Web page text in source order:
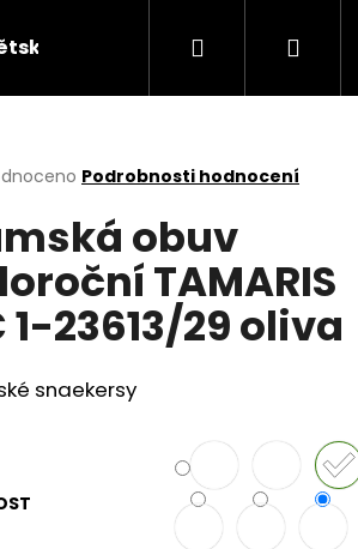
obuv Kabelky
Hledat
Podrobnosti hodnocení
obuv
TAMARIS
1-23613/29 oliva
snaekersy
ŽABKY INBLU ZO19